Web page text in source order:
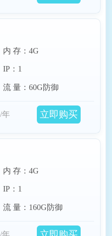
内 存：4G
IP：1
流 量：60G防御
年 立即购买
内 存：4G
IP：1
流 量：160G防御